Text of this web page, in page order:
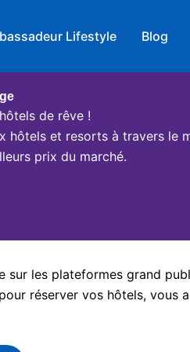
Lifestyle Blog
de rêve !
hôtels et resorts à travers le
prix du marché.
sur les plateformes grand
réserver vos hôtels, vous